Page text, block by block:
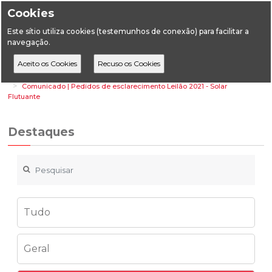
Cookies
Este sítio utiliza cookies (testemunhos de conexão) para facilitar a
navegação.
HomeDestaques
Energia
Comunicado | Pedidos de esclarecimento Leilão 2021 - Solar
Flutuante
Destaques
Tudo
Geral